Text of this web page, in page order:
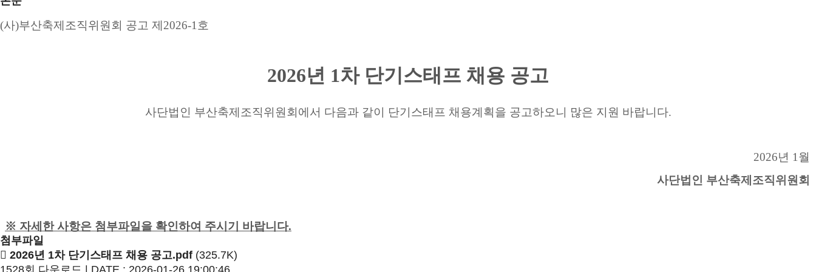
(사)부산축제조직위원회 공고 제2026-1 호
2026년 1차 단기스태프 채용 공고​
사단법인 부산축제조직위원회에서 다음과 같이 단기스태프 채용계획을 공고하오니 많은 지원 바랍니다.
2026년 1월
사단법인 부산축제조직위원회
※ 자세한 사항은 첨부파일을 확인하여 주시기 바랍니다.
첨부파일
2026년 1차 단기스태프 채용 공고.pdf (325.7K)
1528회 다운로드 | DATE : 2026-01-26 19:00:46